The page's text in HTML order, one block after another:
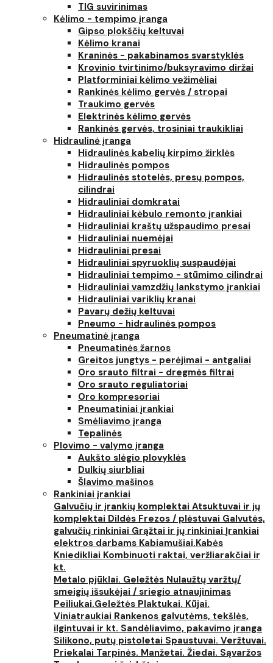
TIG suvirinimas
Kėlimo - tempimo įranga
Gipso plokščių keltuvai
Kėlimo kranai
Kraninės - pakabinamos svarstyklės
Krovinio tvirtinimo/buksyravimo diržai
Platforminiai kėlimo vežimėliai
Rankinės kėlimo gervės / stropai
Traukimo gervės
Elektrinės kėlimo gervės
Rankinės gervės, trosiniai traukikliai
Hidraulinė įranga
Hidraulinės kabelių kirpimo žirklės
Hidraulinės pompos
Hidraulinės stotelės, presų pompos,
cilindrai
Hidrauliniai domkratai
Hidrauliniai kėbulo remonto įrankiai
Hidrauliniai kraštų užspaudimo presai
Hidrauliniai nuemėjai
Hidrauliniai presai
Hidrauliniai spyruoklių suspaudėjai
Hidrauliniai tempimo - stūmimo cilindrai
Hidrauliniai vamzdžių lankstymo įrankiai
Hidrauliniai variklių kranai
Pavarų dežių keltuvai
Pneumo - hidraulinės pompos
Pneumatinė įranga
Pneumatinės žarnos
Greitos jungtys - perėjimai - antgaliai
Oro srauto filtrai - dregmės filtrai
Oro srauto reguliatoriai
Oro kompresoriai
Pneumatiniai įrankiai
Smėliavimo įranga
Tepalinės
Plovimo - valymo įranga
Aukšto slėgio plovyklės
Dulkių siurbliai
Šlavimo mašinos
Rankiniai įrankiai
Galvučių ir įrankių komplektai Atsuktuvai ir jų
komplektai Dildės Frezos / plėstuvai Galvutės,
galvučių rinkiniai Grąžtai ir jų rinkiniai Įrankiai
elektros darbams Kabiamušiai.Kabės
Kniedikliai Kombinuoti raktai, veržliarakčiai ir
kt.
Metalo pjūklai. Geležtės Nulaužtų varžtų/
smeigių išsukėjai / sriegio atnaujinimas
Peiliukai.Geležtės Plaktukai. Kūjai.
Viniatraukiai Rankenos galvutėms, tekšlės,
ilgintuvai ir kt. Sandėliavimo, pakavimo įranga
Silikono, putų pistoletai Spaustuvai. Veržtuvai.
Priekalai Tarpinės. Manžetai. Žiedai. Sąvaržos